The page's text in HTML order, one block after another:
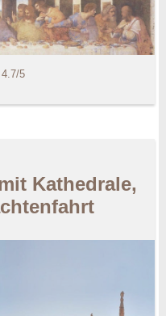
4.7/5
Kathedrale,